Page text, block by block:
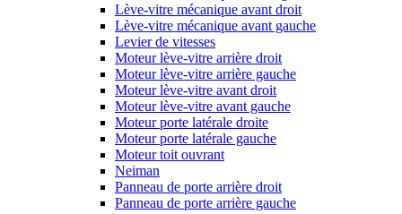
Lève-vitre mécanique avant droit
Lève-vitre mécanique avant gauche
Levier de vitesses
Moteur lève-vitre arrière droit
Moteur lève-vitre arrière gauche
Moteur lève-vitre avant droit
Moteur lève-vitre avant gauche
Moteur porte latérale droite
Moteur porte latérale gauche
Moteur toit ouvrant
Neiman
Panneau de porte arrière droit
Panneau de porte arrière gauche